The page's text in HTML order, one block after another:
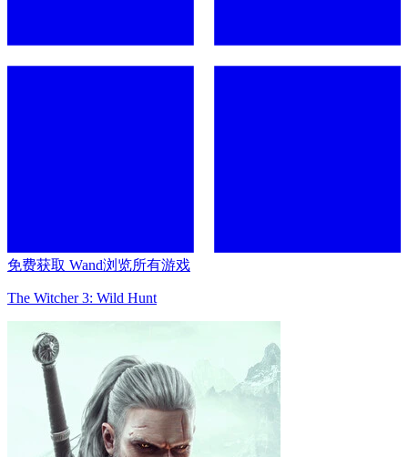
免费获取 Wand浏览所有游戏
The Witcher 3: Wild Hunt